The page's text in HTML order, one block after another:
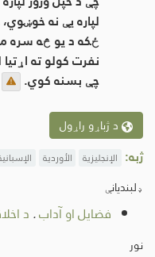
لپاره یې نه
ځکه د یو څه سره
نفرت کولو ته
چې بسنه کوي.
د ژباړو راړول
ژبه: الإنجليزية الأوردية
ډلبندیانې
فضایل او آداب. د
نور